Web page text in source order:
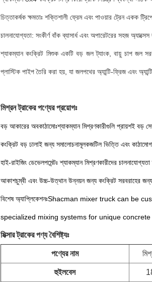
চিত্তাকর্ষক ক্ষমতাঃ শক্তিশালী ফ্রেম এবং পাওয়ার ট্রেন একক
চালনাযোগ্যতা: সংকীর্ণ বাঁক ব্যাসার্ধ এবং অপারেটরের সহজ
শ্যাকম্যান কংক্রিট মিশুক একটি বড় জল ট্যাংক, বায়ু চাপ জল
প্লাস্টিক পাইপ তৈরি করা হয়, যা জলপথের অ্যান্টি-ফ্রিজ এবং
মিশ্রন ট্রাকের পণ্যের প্রয়োগঃ
বড় আকারের অবকাঠামোঃশ্যাকম্যান মিশ্রণকারীগুলি প্রায়শই বড়
কংক্রিট বড় ঢালাই জন্য সমালোচনামূলকজটিল ভিত্তি এবং
হাই-রাইজিং ডেভেলপমেন্টঃ শ্যাকম্যান মিশ্রণকারীদের
আকাশচুম্বী এবং উচ্চ-উত্থান উন্নয়ন জন্য কংক্রিট সরবরাহের
বিশেষ অ্যাপ্লিকেশনঃShacman mixer truck can
specialized mixing systems for unique
মিক্সার ট্রাকের পণ্য বৈশিষ্ট্যঃ
পণ্যের নাম
হুইলবেস